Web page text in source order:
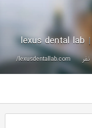
|
lexusdentallab.com/